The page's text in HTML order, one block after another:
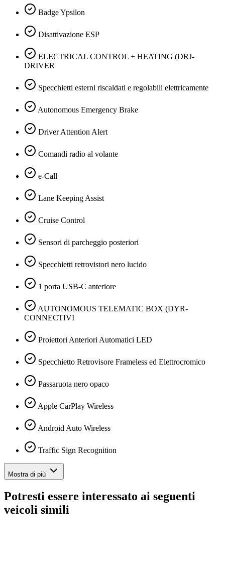
Badge Ypsilon
Disattivazione ESP
ELECTRICAL CONTROL + HEATING (DRJ-
DRIVER
Specchietti esterni riscaldati e regolabili elettricamente
Autonomous Emergency Brake
Driver Attention Alert
Comandi radio al volante
e-Call
Lane Keeping Assist
Cruise Control
Sensori di parcheggio posteriori
Specchietti retrovistori nero lucido
1 porta USB-C anteriore
AUTONOMOUS TELEMATIC BOX (DYR-
CONNECTIVI
Proiettori Anteriori Automatici LED
Specchietto Retrovisore Frameless ed Elettrocromico
Passaruota nero opaco
Apple CarPlay Wireless
Android Auto Wireless
Traffic Sign Recognition
Mostra di più
Potresti essere interessato ai seguenti
veicoli simili